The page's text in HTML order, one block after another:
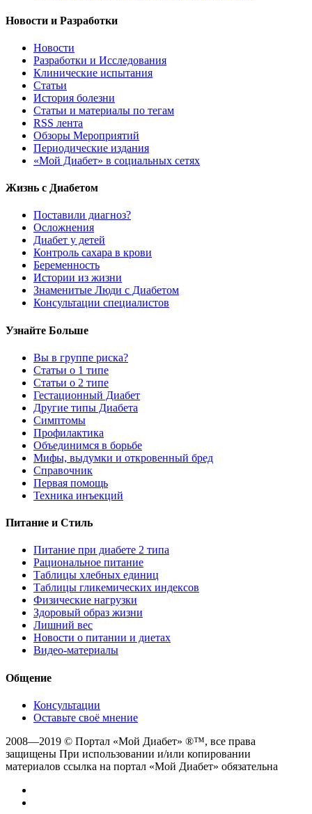
Новости и Разработки
Новости
Разработки и Исследования
Клинические испытания
Статьи
История болезни
Статьи и материалы по тегам
RSS лента
Обзоры Мероприятий
Периодические издания
«Мой Диабет» в социальных сетях
Жизнь с Диабетом
Поставили диагноз?
Осложнения
Диабет у детей
Контроль сахара в крови
Беременность
Истории из жизни
Знаменитые Люди с Диабетом
Консультации специалистов
Узнайте Больше
Вы в группе риска?
Статьи о 1 типе
Статьи о 2 типе
Гестационный Диабет
Другие типы Диабета
Симптомы
Профилактика
Объединимся в борьбе
Мифы, выдумки и откровенный бред
Справочник
Первая помощь
Техника инъекций
Питание и Стиль
Питание при диабете 2 типа
Рациональное питание
Таблицы хлебных единиц
Таблицы гликемических индексов
Физические нагрузки
Здоровый образ жизни
Лишний вес
Новости о питании и диетах
Видео-материалы
Общение
Консультации
Оставьте своё мнение
2008—2019 © Портал «Мой Диабет» ®™, все права
защищены При использовании и/или копировании
материалов ссылка на портал «Мой Диабет» обязательна